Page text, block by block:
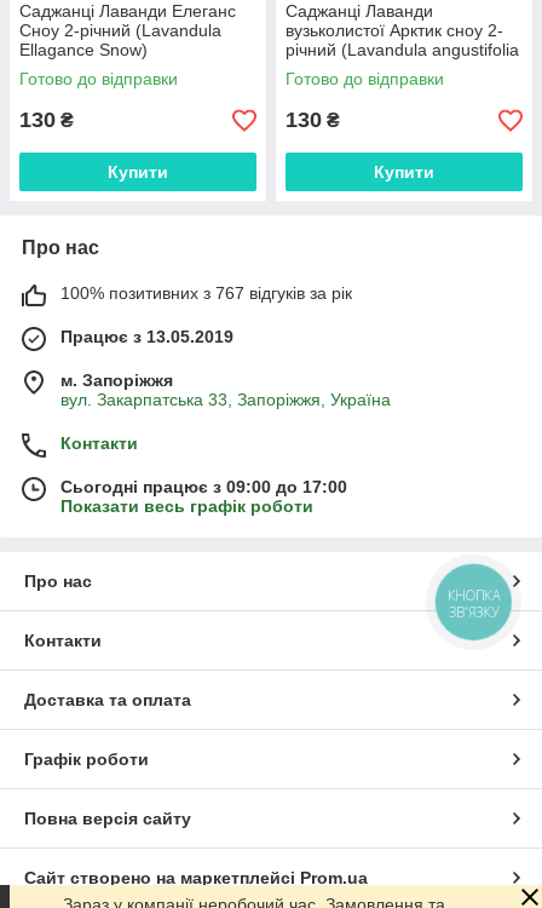
Саджанці Лаванди Елеганс
Сноу 2-річний (Lavandula
Ellagance Snow)
Готово до відправки
130 ₴
Купити
Саджанці Лаванди
вузьколистої Арктик сноу 2-
річний (Lavandula angustifolia
Arctic Snow)
Готово до відправки
130 ₴
Купити
Про нас
100% позитивних з 767 відгуків за рік
Працює з 13.05.2019
м. Запоріжжя
вул. Закарпатська 33, Запоріжжя, Україна
Контакти
Сьогодні працює з 09:00 до 17:00
Показати весь графік роботи
Про нас
Контакти
Доставка та оплата
Графік роботи
Повна версія сайту
Сайт створено на маркетплейсі Prom.ua
КНОПКА
ЗВ'ЯЗКУ